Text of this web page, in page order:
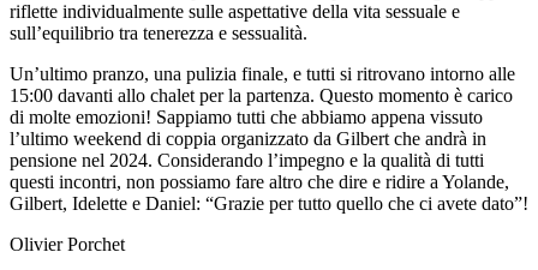
riflette individualmente sulle aspettative della vita sessuale e
sull’equilibrio tra tenerezza e sessualità.
Un’ultimo pranzo, una pulizia finale, e tutti si ritrovano intorno alle
15:00 davanti allo chalet per la partenza. Questo momento è carico
di molte emozioni! Sappiamo tutti che abbiamo appena vissuto
l’ultimo weekend di coppia organizzato da Gilbert che andrà in
pensione nel 2024. Considerando l’impegno e la qualità di tutti
questi incontri, non possiamo fare altro che dire e ridire a Yolande,
Gilbert, Idelette e Daniel: “Grazie per tutto quello che ci avete dato”!
Olivier Porchet